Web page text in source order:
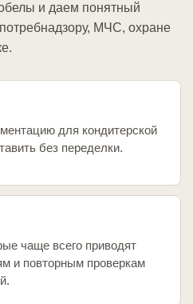
и даем понятный
МЧС, охране
для кондитерской
без переделки.
чаще всего приводят
и повторным проверкам